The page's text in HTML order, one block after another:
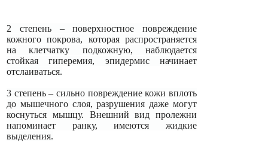
2 степень – поверхностное повреждение
кожного покрова, которая распространяется
на клетчатку подкожную, наблюдается
стойкая гиперемия, эпидермис начинает
отслаиваться.
3 степень – сильно повреждение кожи вплоть
до мышечного слоя, разрушения даже могут
коснуться мышцу. Внешний вид пролежни
напоминает ранку, имеются жидкие
выделения.